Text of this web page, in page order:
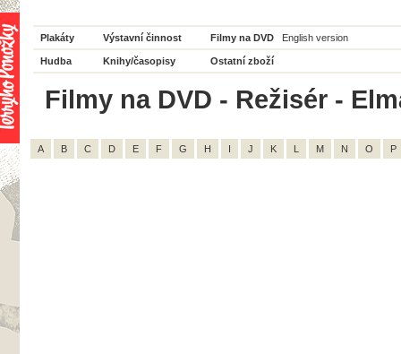
Plakáty Výstavní činnost Filmy na DVD English version
Hudba Knihy/časopisy Ostatní zboží
Filmy na DVD - Režisér -
A B C D E F G H I J K L M N O P